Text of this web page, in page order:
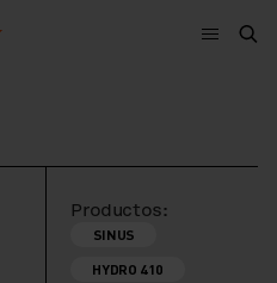
Menú
Productos:
SINUS
HYDRO 410